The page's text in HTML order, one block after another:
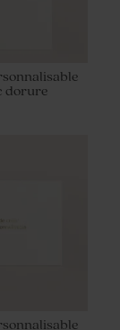
dorure